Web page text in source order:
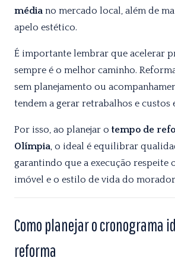
média no mercado local, além de
apelo estético.
É importante lembrar que acelerar
sempre é o melhor caminho.
sem planejamento ou
tendem a gerar retrabalhos e custos
Por isso, ao planejar o tempo de
Olímpia , o ideal é equilibrar
garantindo que a execução respeite
imóvel e o estilo de vida do
Como planejar o cronograma
reforma